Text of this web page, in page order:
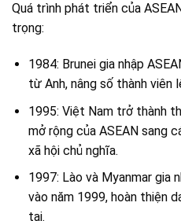
Quá trình phát triển của
trọng:
1984: Brunei gia nhập
từ Anh, nâng số thành viên
1995: Việt Nam trở thành
mở rộng của ASEAN sang
xã hội chủ nghĩa.
1997: Lào và Myanmar gia
vào năm 1999, hoàn thiện
tại.